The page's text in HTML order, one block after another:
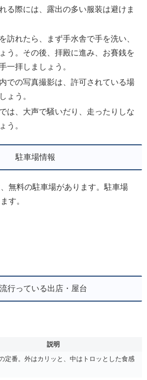
る際には、露出の多い服装は避けま
訪れたら、まず手水舎で手を洗い、
う。その後、拝殿に進み、お賽銭を
一拝しましょう。
での写真撮影は、許可されている場
ょう。
は、大声で騒いだり、走ったりしな
う。
駐車場情報
無料の駐車場があります。駐車場
す。
行っている出店・屋台
説明
定番。外はカリッと、中はトロッとした食感